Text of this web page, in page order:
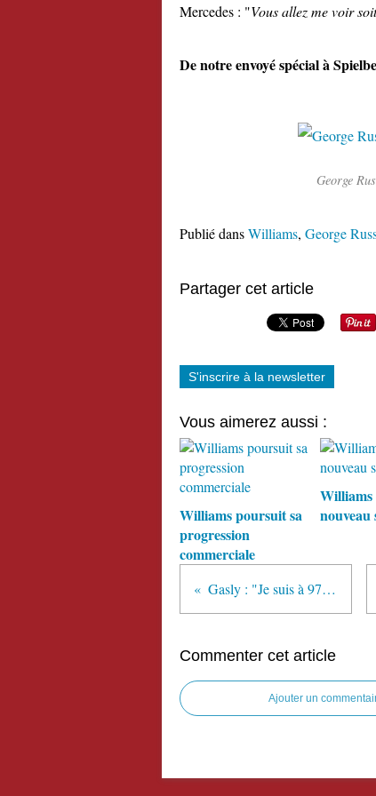
Mercedes : "Vous allez me voir
De notre envoyé spécial à
George
Publié dansWilliams, George
Partager cet article
S'inscrire à la newsletter
Vous aimerez aussi :
Williams poursuit sa
progression
commerciale
Williams
Gasly : "Je suis à 97%"
Commenter cet article
Ajouter un